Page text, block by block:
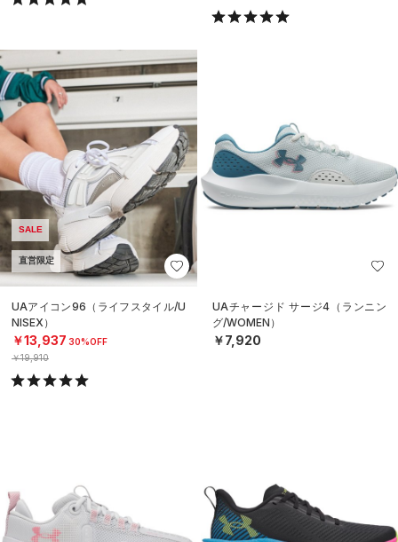
SALE
直営限定
UAアイコン96（ライフスタイル/U
NISEX）
￥13,937 30%OFF
￥19,910
UAチャージド サージ4（ランニン
グ/WOMEN）
￥7,920